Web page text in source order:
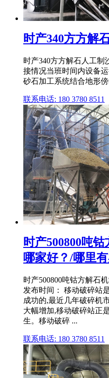
时产340方方解
时产340方方解石人工制
接情况当班时间内设备
砂石加工系统结合地形
联系电话: 180 3780 8511
时产500800吨
哪家好？/哪里
时产500800吨钴方解石
发布时间： 移动破碎站
成功的,最近几年破碎机
大幅增加,移动破碎站正
生。移动破碎 ...
联系电话: 180 3780 8511